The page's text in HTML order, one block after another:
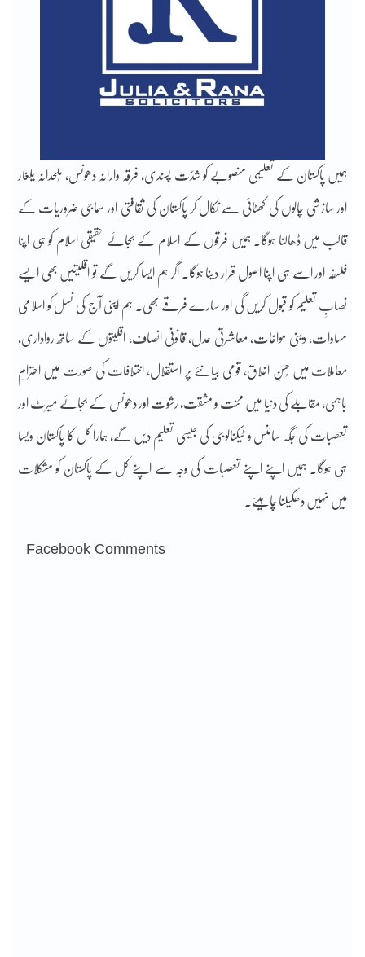
ہمیں پاکستان کے تعلیمی منصوبے کو شدّت پسندی، فرقہ وارانہ دھونس، مُلحدانہ یلغار
اور سازشی چالوں کی کھٹائی سے نکال کر پاکستان کی ثقافتی اور سماجی ضروریات کے
قالب میں ڈھالنا ہوگا۔ ہمیں فرقوں کے اسلام کے بجائے حقیقی اسلام کو ہی اپنا
فلسفہ اور اسے ہی اپنا اصول قرار دینا ہوگا۔ اگر ہم ایسا کریں گے تو اقلیتیں بھی ایسے
نصابِ تعلیم کو قبول کریں گی اور سارے فرقے بھی۔ ہم اپنی آج کی نسل کو اسلامی
مساوات، دینی مواخات، معاشرتی عدل، قانونی انصاف، اقلیتوں کے ساتھ رواداری،
معاملات میں حُسنِ اخلاق، قومی بیانئے پر استقلال، اختلافات کی صورت میں احترامِ
باہمی، مقابلے کی دنیا میں محنت و مشقت، رشوت اور دھونس کے بجائے میرٹ اور
تعصبات کی جگہ سائنس و ٹیکنالوجی کی جیسی تعلیم دیں گے، ہمارا کل کا پاکستان ویسا
ہی ہوگا۔ ہمیں اپنے اپنے تعصبات کی وجہ سے اپنے کل کے پاکستان کو مشکلات
میں نہیں دھکیلنا چاہیئے۔
Facebook Comments